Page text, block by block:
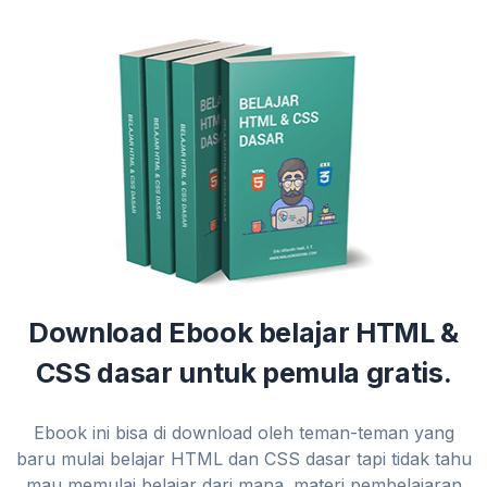
Download Ebook belajar HTML &
CSS dasar untuk pemula gratis.
Ebook ini bisa di download oleh teman-teman yang
baru mulai belajar HTML dan CSS dasar tapi tidak tahu